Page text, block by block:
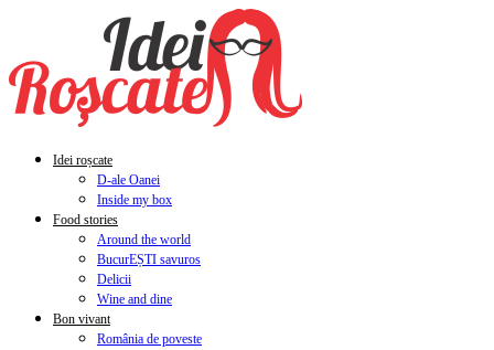
Idei roșcate
D-ale Oanei
Inside my box
Food stories
Around the world
BucurEȘTI savuros
Delicii
Wine and dine
Bon vivant
România de poveste